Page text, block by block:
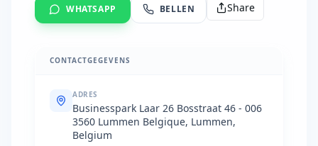
WHATSAPP BELLEN Share
CONTACTGEGEVENS
ADRES
Businesspark Laar 26 Bosstraat 46 - 006
3560 Lummen Belgique, Lummen,
Belgium